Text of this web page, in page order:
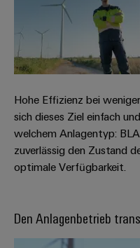
Hohe Effizienz bei
sich dieses Ziel einfach
welchem Anlagentyp:
zuverlässig den Zustand
optimale Verfügbarkeit.
Den Anlagenbetrieb